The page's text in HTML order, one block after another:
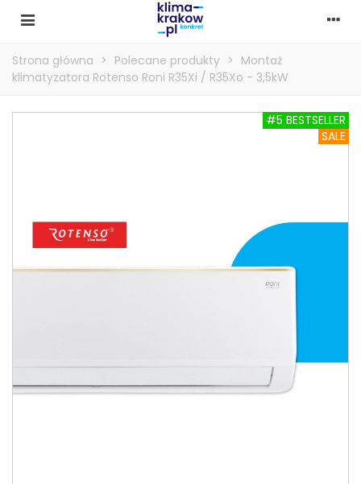
Strona główna > Polecane produkty > Montaż
klimatyzatora Rotenso Roni R35Xi / R35Xo - 3,5kW
SALE
#5 BESTSELLER